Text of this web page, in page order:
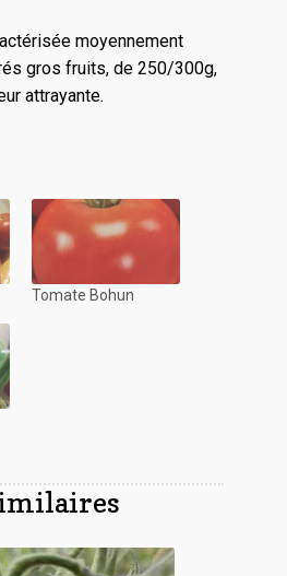
moyennement
gros fruits, de 250/300g,
attrayante.
Tomate Bohun